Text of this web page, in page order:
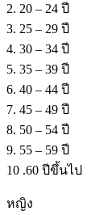
2. 20 – 24 ปี
3. 25 – 29 ปี
4. 30 – 34 ปี
5. 35 – 39 ปี
6. 40 – 44 ปี
7. 45 – 49 ปี
8. 50 – 54 ปี
9. 55 – 59 ปี
10 .60 ปีขึ้นไป
หญิง